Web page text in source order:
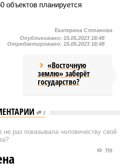
объектов планируется
Екатерина Степанова
Опубликовано: 15.05.2023 18:48
Отредактировано: 15.05.2023 18:48
«Восточную
землю» заберёт
государство?
0
раз показывала человечеству свой
759